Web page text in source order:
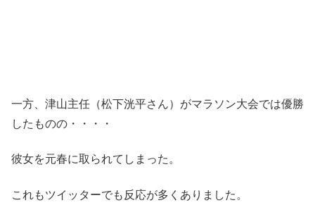
一方、津山主任（松下洸平さん）がマラソン大会では優勝
したものの・・・・
彼女を元春に取られてしまった。
これもツイッターでも反応が多くありました。